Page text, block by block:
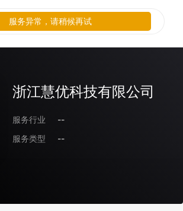
浙江慧优科技有限公司
服务行业
--
服务类型
--
服务异常，请稍候再试